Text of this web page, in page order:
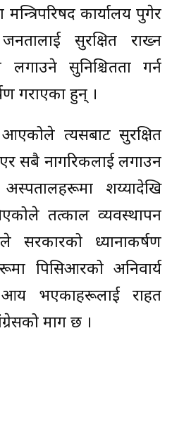
मन्त्रिपरिषद कार्यालय पुगेर
सुरक्षित राख्न
सुनिश्चितता गर्न
गराएका हुन् ।
आएकोले त्यसबाट सुरक्षित
सबै नागरिकलाई लगाउन
शय्यादेखि
तत्काल व्यवस्थापन
सरकारको ध्यानाकर्षण
पिसिआरको अनिवार्य
आय भएकाहरूलाई राहत
माग छ ।